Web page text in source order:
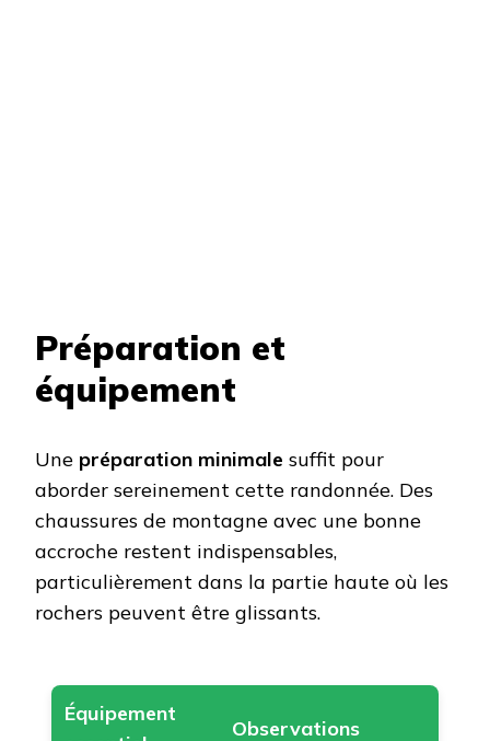
Préparation et
équipement
Une préparation minimale suffit pour
aborder sereinement cette randonnée. Des
chaussures de montagne avec une bonne
accroche restent indispensables,
particulièrement dans la partie haute où les
rochers peuvent être glissants.
Équipement
Observations